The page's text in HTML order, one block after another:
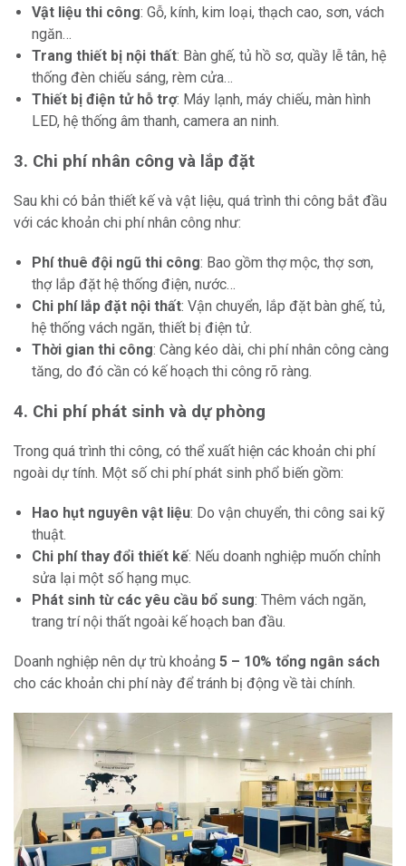
Vật liệu thi công: Gỗ, kính, kim loại, thạch cao, sơn, vách
ngăn…
Trang thiết bị nội thất: Bàn ghế, tủ hồ sơ, quầy lễ tân, hệ
thống đèn chiếu sáng, rèm cửa…
Thiết bị điện tử hỗ trợ: Máy lạnh, máy chiếu, màn hình
LED, hệ thống âm thanh, camera an ninh.
3. Chi phí nhân công và lắp đặt
Sau khi có bản thiết kế và vật liệu, quá trình thi công bắt đầu
với các khoản chi phí nhân công như:
Phí thuê đội ngũ thi công: Bao gồm thợ mộc, thợ sơn,
thợ lắp đặt hệ thống điện, nước…
Chi phí lắp đặt nội thất: Vận chuyển, lắp đặt bàn ghế, tủ,
hệ thống vách ngăn, thiết bị điện tử.
Thời gian thi công: Càng kéo dài, chi phí nhân công càng
tăng, do đó cần có kế hoạch thi công rõ ràng.
4. Chi phí phát sinh và dự phòng
Trong quá trình thi công, có thể xuất hiện các khoản chi phí
ngoài dự tính. Một số chi phí phát sinh phổ biến gồm:
Hao hụt nguyên vật liệu: Do vận chuyển, thi công sai kỹ
thuật.
Chi phí thay đổi thiết kế: Nếu doanh nghiệp muốn chỉnh
sửa lại một số hạng mục.
Phát sinh từ các yêu cầu bổ sung: Thêm vách ngăn,
trang trí nội thất ngoài kế hoạch ban đầu.
Doanh nghiệp nên dự trù khoảng 5 – 10% tổng ngân sách
cho các khoản chi phí này để tránh bị động về tài chính.